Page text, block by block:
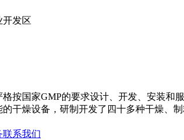
开发区
按国家GMP的要求设计、开发、安装
干燥设备，研制开发了四十多种干燥、
联系我们